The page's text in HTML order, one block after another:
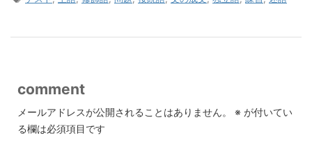
comment
メールアドレスが公開されることはありません。 ※ が付いてい
る欄は必須項目です